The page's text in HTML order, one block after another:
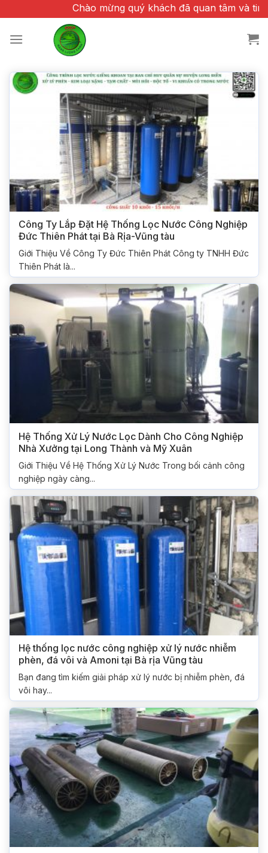
đến
nội
Chào mừng quý khách đã quan tâm và tin tưởng
Công Ty Lắp Đặt Hệ Thống Lọc Nước Công Nghiệp
Đức Thiên Phát tại Bà Rịa-Vũng tàu
Giới Thiệu Về Công Ty Đức Thiên Phát Công ty TNHH Đức
Thiên Phát là...
Hệ Thống Xử Lý Nước Lọc Dành Cho Công Nghiệp
Nhà Xưởng tại Long Thành và Mỹ Xuân
Giới Thiệu Về Hệ Thống Xử Lý Nước Trong bối cảnh công
nghiệp ngày càng...
Hệ thống lọc nước công nghiệp xử lý nước nhiễm
phèn, đá vôi và Amoni tại Bà rịa Vũng tàu
Bạn đang tìm kiếm giải pháp xử lý nước bị nhiễm phèn, đá
vôi hay...